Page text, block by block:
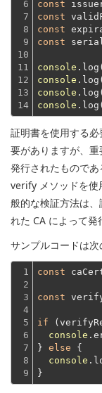
6
7
8
9
10
11
12
13
14
const
const
const
const
console .log(
console .log(
console .log(
console .log(
証明書を使用する
要がありますが、
発行されたもので
verify メソッドを使
般的な検証方法は
れた CA によって発
サンプルコードは次
1
2
3
4
5
6
7
8
9
const
const
if
console
} else {
console
}